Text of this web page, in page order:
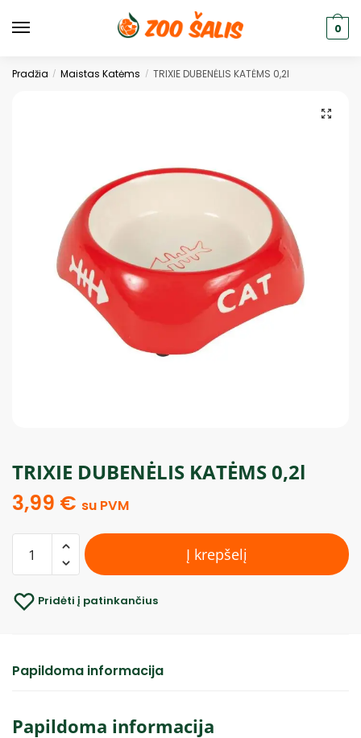
0
Pradžia / Maistas Katėms / TRIXIE DUBENĖLIS KATĖMS 0,2l
TRIXIE DUBENĖLIS KATĖMS 0,2l
3,99 € su PVM
Į krepšelį
Pridėti į patinkančius
Papildoma informacija
Papildoma informacija